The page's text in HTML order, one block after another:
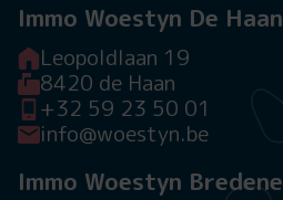
Immo Woestyn De Haan
Leopoldlaan 19
8420 de Haan
+32 59 23 50 01
info@woestyn.be
Immo Woestyn Bredene